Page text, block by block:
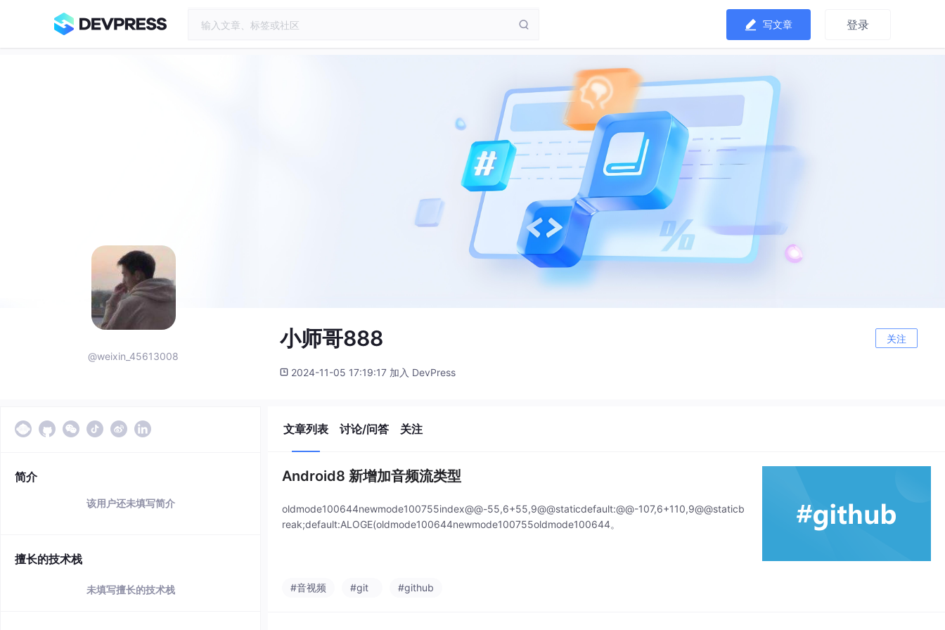
写文章 登录
@weixin_45613008
小师哥888 关注
2024-11-05 17:19:17 加入 DevPress
简介
该用户还未填写简介
擅长的技术栈
未填写擅长的技术栈
文章列表 讨论/问答 关注
Android8 新增加音频流类型
oldmode100644newmode100755index@@-55,6+55,9@@staticdefault:@@-107,6+110,9@@staticb
reak;default:ALOGE(oldmode100644newmode100755oldmode100644。
#音视频 #git #github